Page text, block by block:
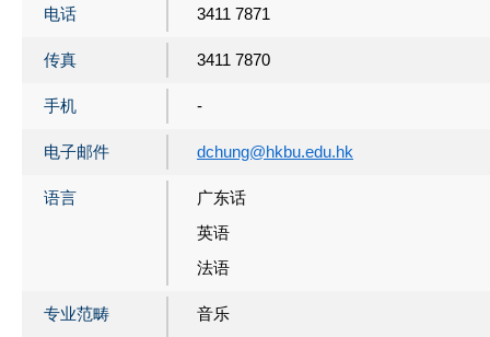
电话 3411 7871
传真 3411 7870
手机 -
电子邮件 dchung@hkbu.edu.hk
语言
广东话
英语
法语
专业范畴
音乐